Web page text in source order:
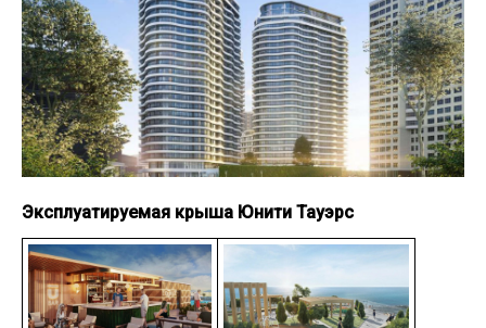
Эксплуатируемая крыша Юнити Тауэрс